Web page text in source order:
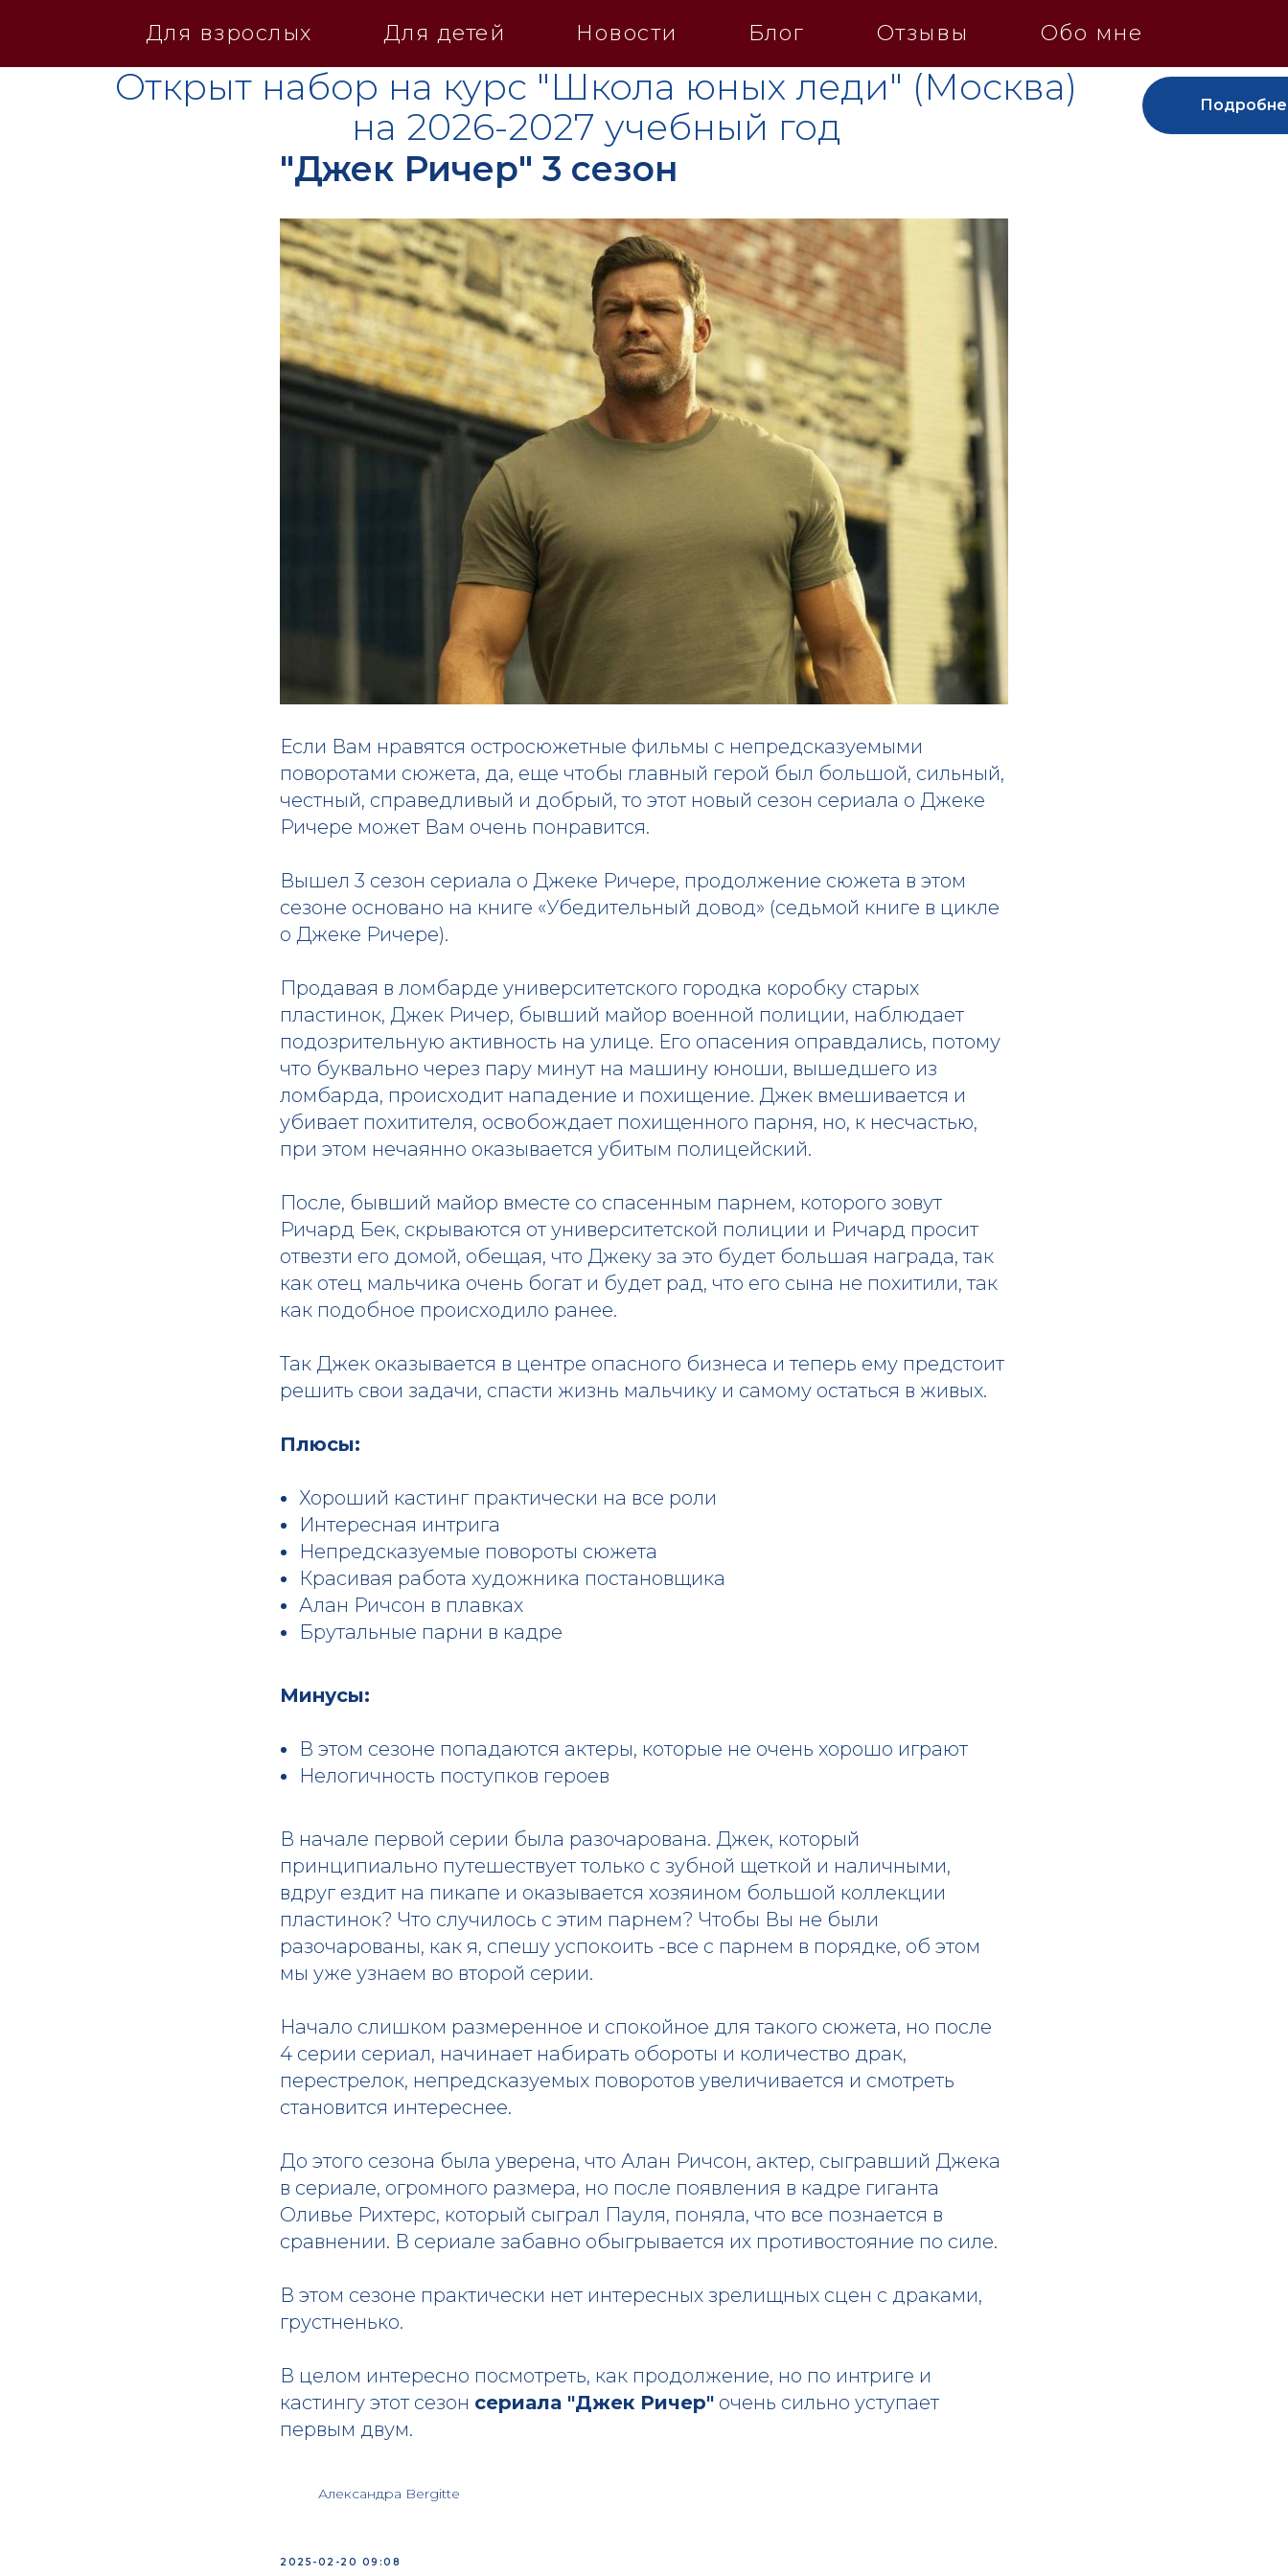
Для взрослых Для детей Новости Блог Отзывы Обо мне
Открыт набор на курс "Школа юных леди" (Москва)
на 2026-2027 учебный год
"Джек Ричер" 3 сезон
Если Вам нравятся остросюжетные фильмы с непредсказуемыми
поворотами сюжета, да, еще чтобы главный герой был большой, сильный,
честный, справедливый и добрый, то этот новый сезон сериала о Джеке
Ричере может Вам очень понравится.
Вышел 3 сезон сериала о Джеке Ричере, продолжение сюжета в этом
сезоне основано на книге «Убедительный довод» (седьмой книге в цикле
о Джеке Ричере).
Продавая в ломбарде университетского городка коробку старых
пластинок, Джек Ричер, бывший майор военной полиции, наблюдает
подозрительную активность на улице. Его опасения оправдались, потому
что буквально через пару минут на машину юноши, вышедшего из
ломбарда, происходит нападение и похищение. Джек вмешивается и
убивает похитителя, освобождает похищенного парня, но, к несчастью,
при этом нечаянно оказывается убитым полицейский.
После, бывший майор вместе со спасенным парнем, которого зовут
Ричард Бек, скрываются от университетской полиции и Ричард просит
отвезти его домой, обещая, что Джеку за это будет большая награда, так
как отец мальчика очень богат и будет рад, что его сына не похитили, так
как подобное происходило ранее.
Так Джек оказывается в центре опасного бизнеса и теперь ему предстоит
решить свои задачи, спасти жизнь мальчику и самому остаться в живых.
Плюсы:
Хороший кастинг практически на все роли
Интересная интрига
Непредсказуемые повороты сюжета
Красивая работа художника постановщика
Алан Ричсон в плавках
Брутальные парни в кадре
Минусы:
В этом сезоне попадаются актеры, которые не очень хорошо играют
Нелогичность поступков героев
В начале первой серии была разочарована. Джек, который
принципиально путешествует только с зубной щеткой и наличными,
вдруг ездит на пикапе и оказывается хозяином большой коллекции
пластинок? Что случилось с этим парнем? Чтобы Вы не были
разочарованы, как я, спешу успокоить -все с парнем в порядке, об этом
мы уже узнаем во второй серии.
Начало слишком размеренное и спокойное для такого сюжета, но после
4 серии сериал, начинает набирать обороты и количество драк,
перестрелок, непредсказуемых поворотов увеличивается и смотреть
становится интереснее.
До этого сезона была уверена, что Алан Ричсон, актер, сыгравший Джека
в сериале, огромного размера, но после появления в кадре гиганта
Оливье Рихтерс, который сыграл Пауля, поняла, что все познается в
сравнении. В сериале забавно обыгрывается их противостояние по силе.
В этом сезоне практически нет интересных зрелищных сцен с драками,
грустненько.
В целом интересно посмотреть, как продолжение, но по интриге и
кастингу этот сезон сериала "Джек Ричер" очень сильно уступает
первым двум.
Александра Bergitte
2025-02-20 09:08